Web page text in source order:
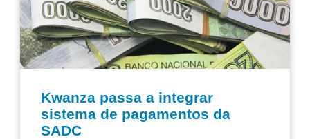
Kwanza passa a integrar
sistema de pagamentos da
SADC